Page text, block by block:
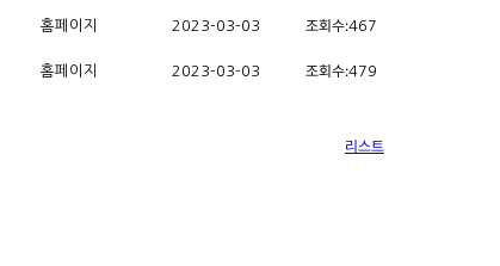
홈페이지 2023-03-03 조회수:467
홈페이지 2023-03-03 조회수:479
리스트